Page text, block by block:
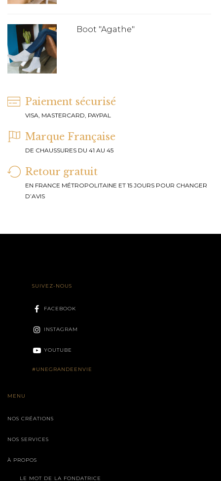
Boot "Agathe"
Paiement sécurisé
VISA, MASTERCARD, PAYPAL
Marque Française
DE CHAUSSURES DU 41 AU 45
Retour gratuit
EN FRANCE MÉTROPOLITAINE ET 15 JOURS POUR CHANGER
D’AVIS
SUIVEZ-NOUS
FACEBOOK
INSTAGRAM
YOUTUBE
#UNEGRANDEENVIE
MENU
NOS CRÉATIONS
NOS SERVICES
À PROPOS
LE MOT DE LA FONDATRICE